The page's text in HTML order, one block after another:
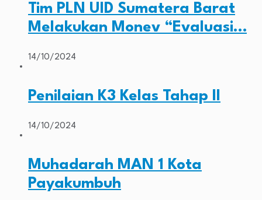
Tim PLN UID Sumatera Barat
Melakukan Monev “Evaluasi…
14/10/2024
Penilaian K3 Kelas Tahap II
14/10/2024
Muhadarah MAN 1 Kota
Payakumbuh